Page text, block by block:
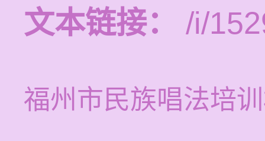
文本链接：
/i/
福州市民族唱法培